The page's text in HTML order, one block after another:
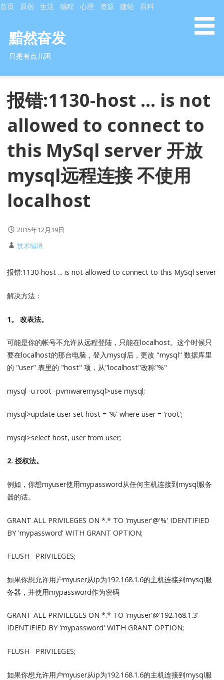
S
首页 原创 生活 编程 心理 资源 建站 百科
黯然奋发
只是有点儿困
报错:1130-host … is not
allowed to connect to
this MySql server 开放
mysql远程连接 不使用
localhost
2015年12月19日
技术编辑
报错:1130-host ... is not allowed to connect to this MySql server
解决方法：
1。 改表法。
可能是你的帐号不允许从远程登陆，只能在localhost。这个时候只
要在localhost的那台电脑，登入mysql后，更改 "mysql" 数据库里
的 "user" 表里的 "host" 项，从"localhost"改称"%"
mysql -u root -pvmwaremysql>use mysql;
mysql>update user set host = '%' where user = 'root';
mysql>select host, user from user;
2. 授权法。
例如，你想myuser使用mypassword从任何主机连接到mysql服务
器的话。
GRANT ALL PRIVILEGES ON *.* TO 'myuser'@'%' IDENTIFIED
BY 'mypassword' WITH GRANT OPTION;
FLUSH PRIVILEGES;
如果你想允许用户myuser从ip为192.168.1.6的主机连接到mysql服
务器，并使用mypassword作为密码
GRANT ALL PRIVILEGES ON *.* TO 'myuser'@'192.168.1.3'
IDENTIFIED BY 'mypassword' WITH GRANT OPTION;
FLUSH PRIVILEGES;
如果你想允许用户myuser从ip为192.168.1.6的主机连接到mysql服